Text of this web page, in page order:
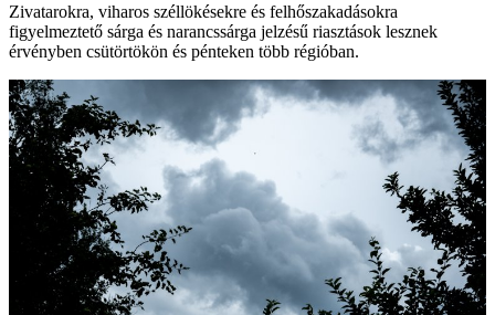
Zivatarokra, viharos széllökésekre és felhőszakadásokra
figyelmeztető sárga és narancssárga jelzésű riasztások lesznek
érvényben csütörtökön és pénteken több régióban.